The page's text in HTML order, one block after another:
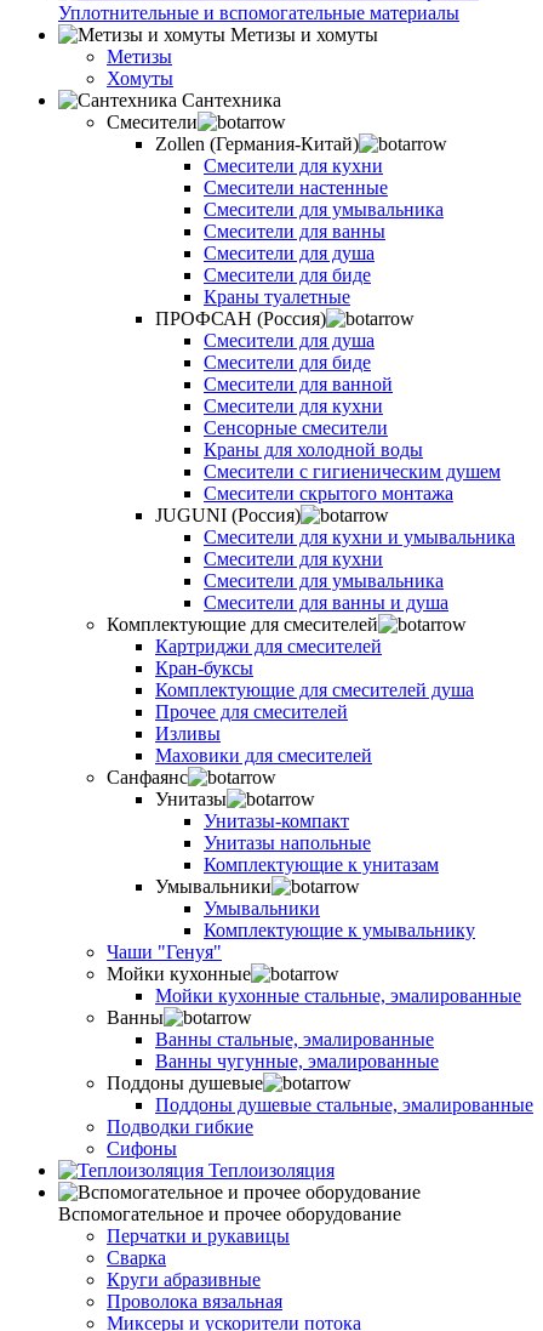
Уплотнительные и вспомогательные материалы
Метизы и хомуты
Метизы
Хомуты
Сантехника
Смесители
Zollen (Германия-Китай)
Смесители для кухни
Смесители настенные
Смесители для умывальника
Смесители для ванны
Смесители для душа
Смесители для биде
Краны туалетные
ПРОФСАН (Россия)
Смесители для душа
Смесители для биде
Смесители для ванной
Смесители для кухни
Сенсорные смесители
Краны для холодной воды
Смесители с гигиеническим душем
Смесители скрытого монтажа
JUGUNI (Россия)
Смесители для кухни и умывальника
Смесители для кухни
Смесители для умывальника
Смесители для ванны и душа
Комплектующие для смесителей
Картриджи для смесителей
Кран-буксы
Комплектующие для смесителей душа
Прочее для смесителей
Изливы
Маховики для смесителей
Санфаянс
Унитазы
Унитазы-компакт
Унитазы напольные
Комплектующие к унитазам
Умывальники
Умывальники
Комплектующие к умывальнику
Чаши "Генуя"
Мойки кухонные
Мойки кухонные стальные, эмалированные
Ванны
Ванны стальные, эмалированные
Ванны чугунные, эмалированные
Поддоны душевые
Поддоны душевые стальные, эмалированные
Подводки гибкие
Сифоны
Теплоизоляция
Вспомогательное и прочее оборудование
Перчатки и рукавицы
Сварка
Круги абразивные
Проволока вязальная
Миксеры и ускорители потока